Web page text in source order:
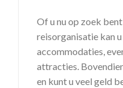
Of u nu op zoek
reisorganisatie kan
accommodaties,
attracties.
en kunt u veel geld